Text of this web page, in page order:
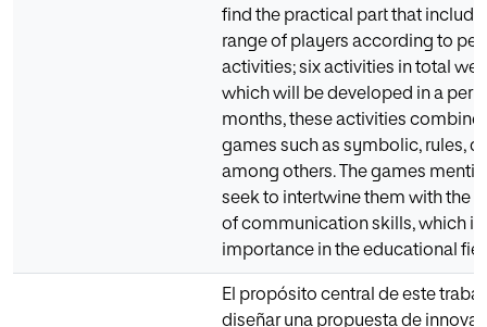
find the practical part that
range of players according to
activities; six activities in total
which will be developed in a
months, these activities combine
games such as symbolic, rules,
among others. The games
seek to intertwine them with the
of communication skills, which is
importance in the educational
El propósito central de este
diseñar una propuesta de